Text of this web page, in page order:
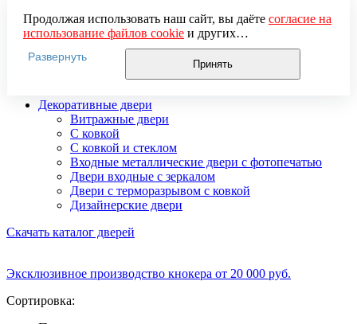
Усиленные стальные двери
Элитные стальные входные двери
Стальные двери 2 мм
Стальные двери 3 мм
Стальные двери 4 мм
Декоративные двери
Витражные двери
С ковкой
С ковкой и стеклом
Входные металлические двери с фотопечатью
Двери входные с зеркалом
Двери с терморазрывом с ковкой
Дизайнерские двери
Скачать каталог дверей
Эксклюзивное производство кнокера от 20 000 руб.
Сортировка:
Продолжая использовать наш сайт, вы даёте согласие на
использование файлов cookieи других
пользовательских данных (включая IP-адрес, сведения о
местоположении, устройстве, действиях на сайте и т. п.)
для функционирования сайта, проведения
использования систем аналитики (например,
Яндекс.Метрика), в соответствии с нашей
обработки персональных данных.
Если вы не хотите, чтобы ваши данные обрабатывались,
настройте ограничения в браузере или покиньте сайт.
Развернуть
Принять